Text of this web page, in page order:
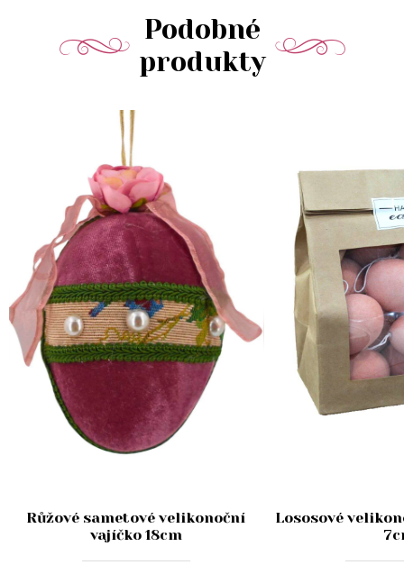
Podobné
produkty
Růžové sametové velikonoční
vajíčko 18cm
Lososové